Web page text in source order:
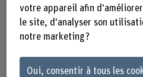
votre appareil afin
le site, d'analyser son
notre marketing ?
Oui, consentir à tous les